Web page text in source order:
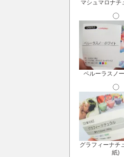
マシュマロナチ
ペルーラスノ
グラフィーナチ
紙)